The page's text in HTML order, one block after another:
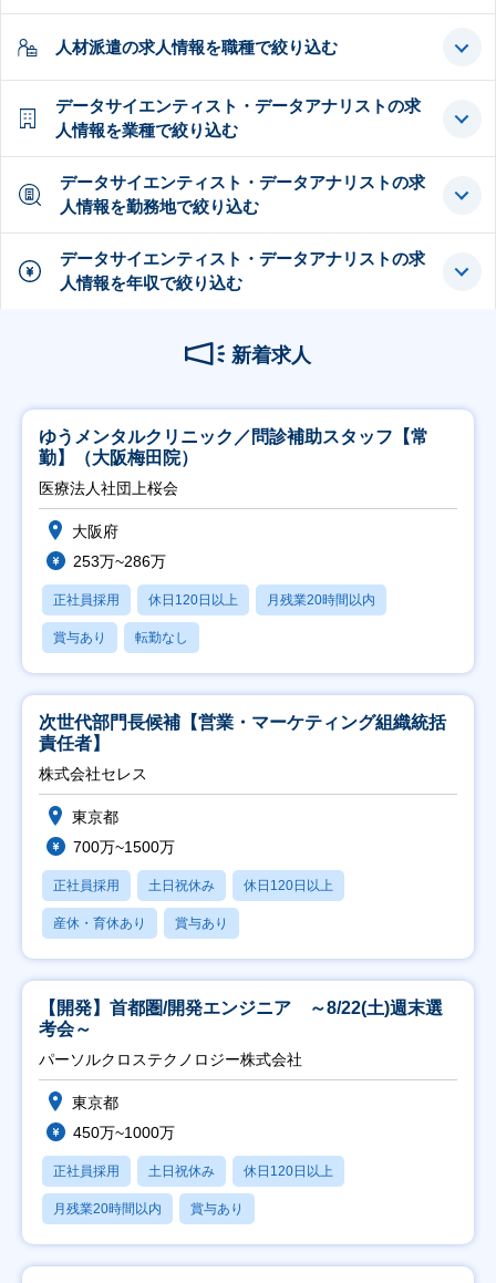
人材派遣の求人情報を職種で絞り込む
データサイエンティスト・データアナリストの求
人情報を業種で絞り込む
データサイエンティスト・データアナリストの求
人情報を勤務地で絞り込む
データサイエンティスト・データアナリストの求
人情報を年収で絞り込む
新着求人
ゆうメンタルクリニック／問診補助スタッフ【常
勤】（大阪梅田院）
医療法人社団上桜会
大阪府
253万~286万
正社員採用 休日120日以上 月残業20時間以内
賞与あり 転勤なし
次世代部門長候補【営業・マーケティング組織統括
責任者】
株式会社セレス
東京都
700万~1500万
正社員採用 土日祝休み 休日120日以上
産休・育休あり 賞与あり
【開発】首都圏/開発エンジニア ～8/22(土)週末選
考会～
パーソルクロステクノロジー株式会社
東京都
450万~1000万
正社員採用 土日祝休み 休日120日以上
月残業20時間以内 賞与あり